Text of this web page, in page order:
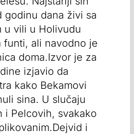
godinu dana živi sa
u vili u Holivudu
funti, ali navodno je
doma.Izvor je za
izjavio da
kako Bekamovi
sina. U slučaju
i Pelcovih, svakako
i